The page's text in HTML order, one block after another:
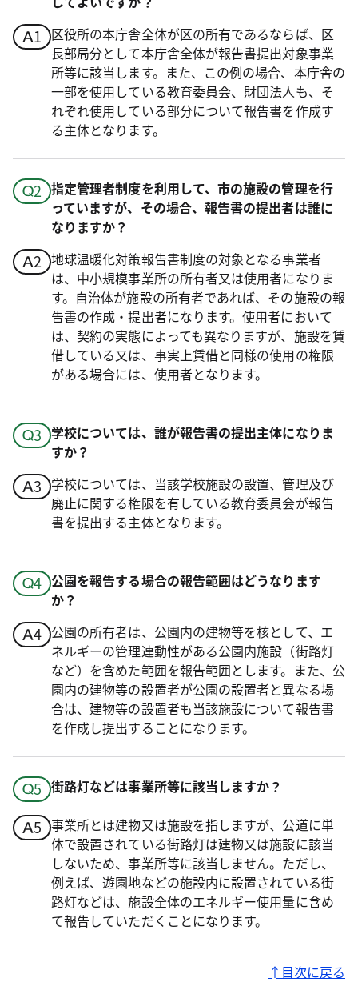
区役所の本庁舎全体が区の所有であるならば、区
長部局分として本庁舎全体が報告書提出対象事業
所等に該当します。また、この例の場合、本庁舎の
一部を使用している教育委員会、財団法人も、そ
れぞれ使用している部分について報告書を作成す
る主体となります。
指定管理者制度を利用して、市の施設の管理を行
っていますが、その場合、報告書の提出者は誰に
なりますか？
地球温暖化対策報告書制度の対象となる事業者
は、中小規模事業所の所有者又は使用者になりま
す。自治体が施設の所有者であれば、その施設の報
告書の作成・提出者になります。使用者において
は、契約の実態によっても異なりますが、施設を賃
借している又は、事実上賃借と同様の使用の権限
がある場合には、使用者となります。
学校については、誰が報告書の提出主体になりま
すか？
学校については、当該学校施設の設置、管理及び
廃止に関する権限を有している教育委員会が報告
書を提出する主体となります。
公園を報告する場合の報告範囲はどうなります
か？
公園の所有者は、公園内の建物等を核として、エ
ネルギーの管理連動性がある公園内施設（街路灯
など）を含めた範囲を報告範囲とします。また、公
園内の建物等の設置者が公園の設置者と異なる場
合は、建物等の設置者も当該施設について報告書
を作成し提出することになります。
街路灯などは事業所等に該当しますか？
事業所とは建物又は施設を指しますが、公道に単
体で設置されている街路灯は建物又は施設に該当
しないため、事業所等に該当しません。ただし、
例えば、遊園地などの施設内に設置されている街
路灯などは、施設全体のエネルギー使用量に含め
て報告していただくことになります。
↑目次に戻る